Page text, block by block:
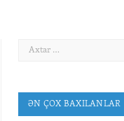
ƏN ÇOX BAXILANLAR